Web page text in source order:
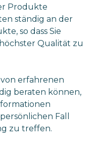
Produkte
ständig an der
so dass Sie
Qualität zu
erfahrenen
beraten können,
Fall
zu treffen.